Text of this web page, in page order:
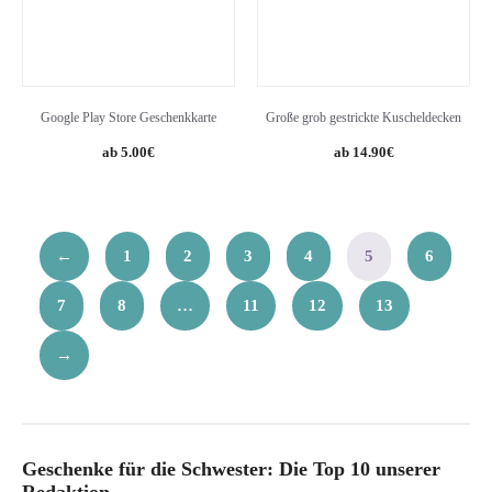
Google Play Store Geschenkkarte
5.00€
Große grob gestrickte Kuscheldecken
14.90€
← 1 2 3 4 5 6
7 8 … 11 12 13
→
Geschenke für die Schwester: Die Top 10 unserer